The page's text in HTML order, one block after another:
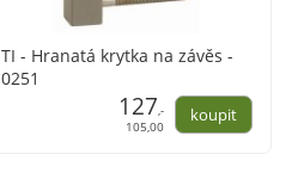
TI - Hranatá krytka na závěs -
0251
127,-
105,00